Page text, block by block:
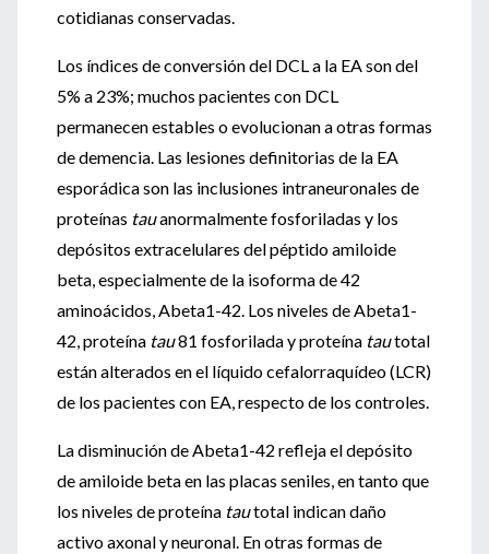
cotidianas conservadas.
Los índices de conversión del DCL a la EA son del
5% a 23%; muchos pacientes con DCL
permanecen estables o evolucionan a otras formas
de demencia. Las lesiones definitorias de la EA
esporádica son las inclusiones intraneuronales de
proteínas tauanormalmente fosforiladas y los
depósitos extracelulares del péptido amiloide
beta, especialmente de la isoforma de 42
aminoácidos, Abeta1-42. Los niveles de Abeta1-
42, proteína tau81 fosforilada y proteína tautotal
están alterados en el líquido cefalorraquídeo (LCR)
de los pacientes con EA, respecto de los controles.
La disminución de Abeta1-42 refleja el depósito
de amiloide beta en las placas seniles, en tanto que
los niveles de proteína tautotal indican daño
activo axonal y neuronal. En otras formas de